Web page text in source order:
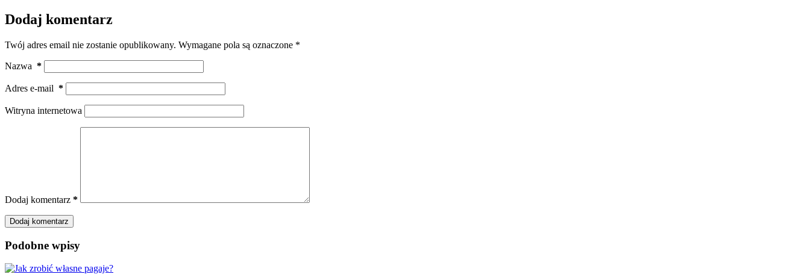
Dodaj komentarz
Twój adres email nie zostanie opublikowany. Wymagane pola są oznaczone *
Nazwa *
Adres e-mail *
Witryna internetowa
Dodaj komentarz *
Dodaj komentarz
Podobne wpisy